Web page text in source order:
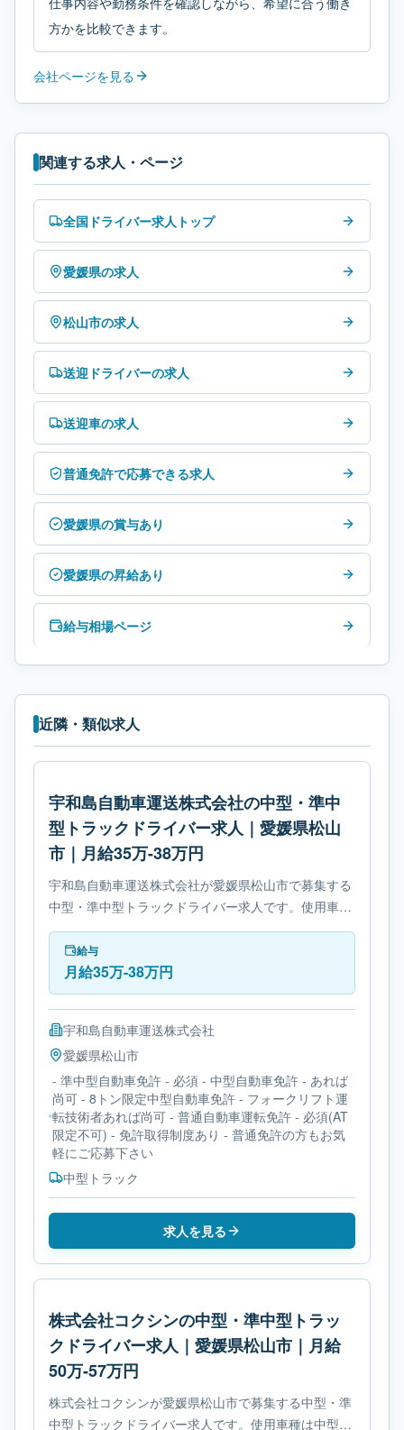
方かを比較できます。
会社ページを見る
関連する求人・ページ
全国ドライバー求人トップ
愛媛県の求人
松山市の求人
送迎ドライバーの求人
送迎車の求人
普通免許で応募できる求人
愛媛県の賞与あり
愛媛県の昇給あり
給与相場ページ
近隣・類似求人
宇和島自動車運送株式会社の中型・準中
型トラックドライバー求人｜愛媛県松山
市｜月給35万-38万円
宇和島自動車運送株式会社が愛媛県松山市で募集する
中型・準中型トラックドライバー求人です。使用車種
は中型トラックです。勤務時間は- 変形労働時間制で
す。必要免許は- 準中型自動車免許です。
給与
月給35万-38万円
宇和島自動車運送株式会社
愛媛県松山市
- 準中型自動車免許 - 必須 - 中型自動車免許 - あれば
尚可 - 8トン限定中型自動車免許 - フォークリフト運
転技術者あれば尚可 - 普通自動車運転免許 - 必須(AT
限定不可) - 免許取得制度あり - 普通免許の方もお気
軽にご応募下さい
中型トラック
求人を見る
株式会社コクシンの中型・準中型トラッ
クドライバー求人｜愛媛県松山市｜月給
50万-57万円
株式会社コクシンが愛媛県松山市で募集する中型・準
中型トラックドライバー求人です。使用車種は中型ト